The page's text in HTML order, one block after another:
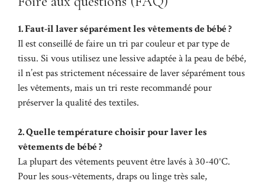
1. Faut-il laver séparément les vêtements de bébé ?
Il est conseillé de faire un tri par couleur et par type de
tissu. Si vous utilisez une lessive adaptée à la peau de bébé,
il n’est pas strictement nécessaire de laver séparément tous
les vêtements, mais un tri reste recommandé pour
préserver la qualité des textiles.
2. Quelle température choisir pour laver les
vêtements de bébé ?
La plupart des vêtements peuvent être lavés à 30-40°C.
Pour les sous-vêtements, draps ou linge très sale,